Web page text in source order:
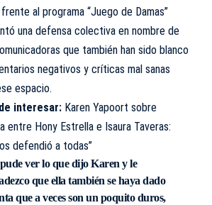
al programa “Juego de Damas”
una defensa colectiva en nombre de
que también han sido blanco
negativos y críticas mal sanas
espacio.
interesar: Karen Yapoort sobre
entre Hony Estrella e Isaura Taveras:
defendió a todas”
ver lo que dijo Karen y le
que ella también se haya dado
que a veces son un poquito duros,